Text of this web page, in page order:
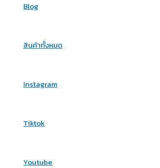
Blog
สินค้าทั้งหมด
Instagram
Tiktok
Youtube